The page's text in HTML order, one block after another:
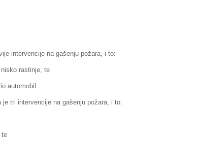
intervencije na gašenju požara, i to:
rastinje, te
automobil.
je tri intervencije na gašenju požara, i to:
te